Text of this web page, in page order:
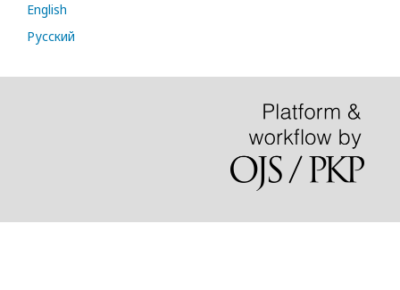
English
Русский